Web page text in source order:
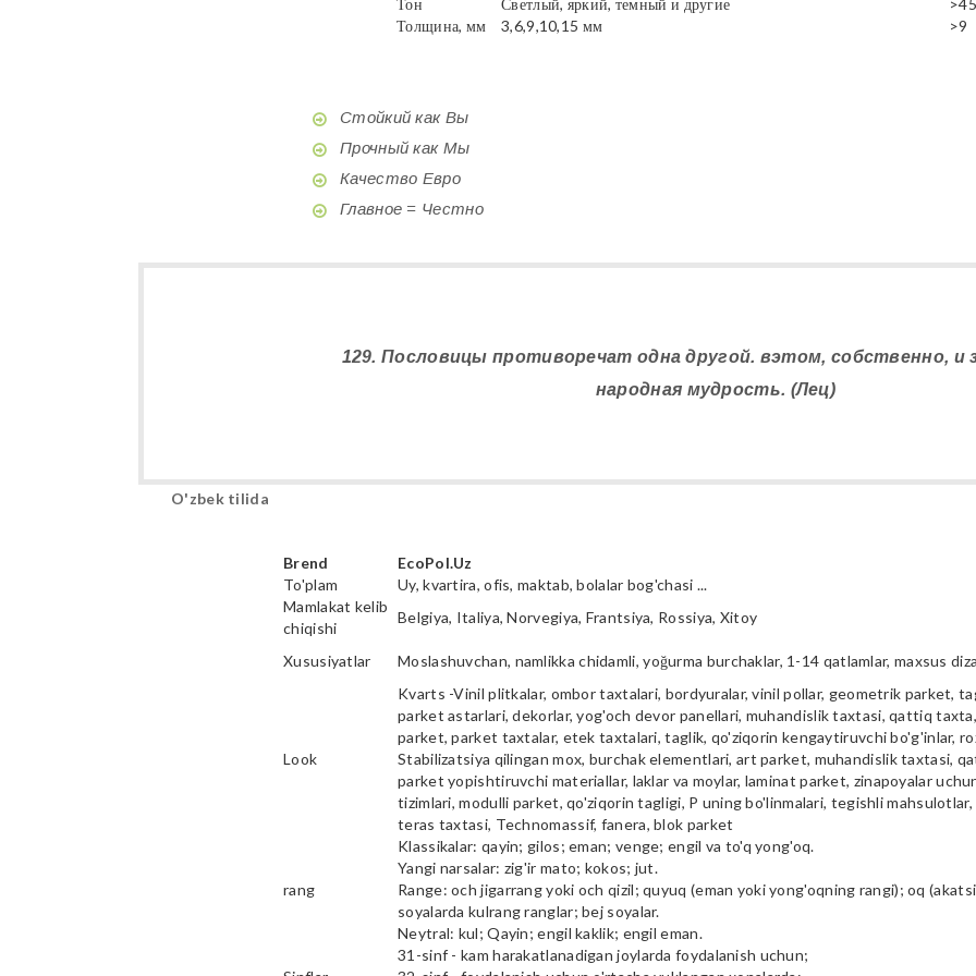
Тон
Светлый, яркий, темный и другие
>45
Толщина, мм
3,6,9,10,15 мм >9
Стойкий как Вы
Прочный как Мы
Качество Евро
Главное = Честно
129. Пословицы противоречат одна другой. вэтом, собственно, и
народная мудрость. (Лец)
O'zbek tilida
Brend EcoPol.Uz
To'plam
Uy, kvartira, ofis, maktab, bolalar bog'chasi ...
Mamlakat kelib
chiqishi
Belgiya, Italiya, Norvegiya, Frantsiya, Rossiya, Xitoy
Xususiyatlar
Moslashuvchan, namlikka chidamli, yoğurma burchaklar, 1-14 qatlamlar, maxsus
Look
Kvarts -Vinil plitkalar, ombor taxtalari, bordyuralar, vinil pollar, geometrik parket,
parket astarlari, dekorlar, yog'och devor panellari, muhandislik taxtasi, qattiq taxta,
parket, parket taxtalar, etek taxtalari, taglik, qo'ziqorin kengaytiruvchi bo'g'inlar,
Stabilizatsiya qilingan mox, burchak elementlari, art parket, muhandislik taxtasi,
parket yopishtiruvchi materiallar, laklar va moylar, laminat parket, zinapoyalar
tizimlari, modulli parket, qo'ziqorin tagligi, P uning bo'linmalari, tegishli
teras taxtasi, Technomassif, fanera, blok parket
rang
Klassikalar: qayin; gilos; eman; venge; engil va to'q yong'oq.
Yangi narsalar: zig'ir mato; kokos; jut.
Range: och jigarrang yoki och qizil; quyuq (eman yoki yong'oqning rangi); oq
soyalarda kulrang ranglar; bej soyalar.
Neytral: kul; Qayin; engil kaklik; engil eman.
31-sinf - kam harakatlanadigan joylarda foydalanish uchun;